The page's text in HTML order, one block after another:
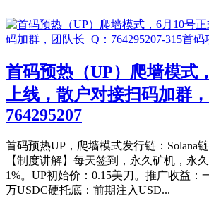
首码预热（UP）爬墙模式
上线，散户对接扫码加群
764295207
首码预热UP，爬墙模式发行链：Solana
【制度讲解】每天签到，永久矿机，永
1%。UP初始价：0.15美刀。推广收益：
万USDC硬托底：前期注入USD...